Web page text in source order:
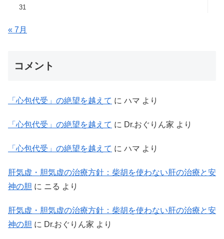
31
« 7月
コメント
「心包代受」の絶望を越えて に ハマ より
「心包代受」の絶望を越えて に Dr.おぐりん家 より
「心包代受」の絶望を越えて に ハマ より
肝気虚・胆気虚の治療方針：柴胡を使わない肝の治療と安
神の胆 に ニる より
肝気虚・胆気虚の治療方針：柴胡を使わない肝の治療と安
神の胆 に Dr.おぐりん家 より